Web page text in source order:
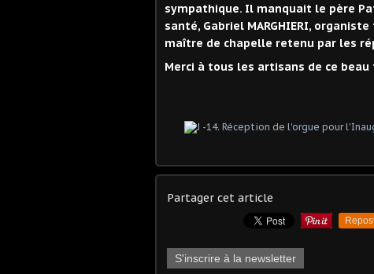
sympathique. Il manquait le père
santé, Gabriel MARGHIERI,
maître de chapelle retenu par les
Merci à tous les artisans de ce beau
Partager cet article
S'inscrire à la newsletter